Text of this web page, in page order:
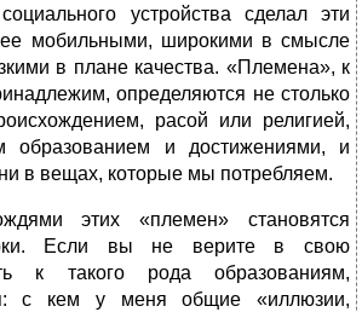
устройства сделал эти
мобильными, широкими в смысле
в плане качества. «Племена», к
определяются не столько
расой или религией,
образованием и достижениями, и
в вещах, которые мы потребляем.
этих «племен» становятся
Если вы не верите в свою
к такого рода образованиям,
с кем у меня общие «иллюзии,